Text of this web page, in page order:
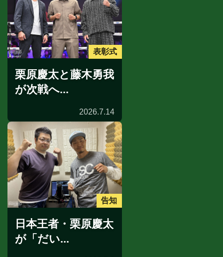
表彰式
栗原慶太と藤木勇我
が次戦へ...
2026.7.14
告知
日本王者・栗原慶太
が「だい...